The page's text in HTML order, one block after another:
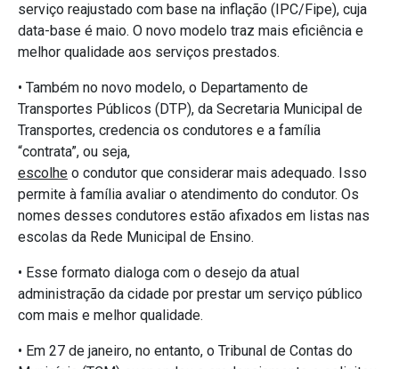
serviço reajustado com base na inflação (IPC/Fipe), cuja
data-base é maio. O novo modelo traz mais eficiência e
melhor qualidade aos serviços prestados.
• Também no novo modelo, o Departamento de
Transportes Públicos (DTP), da Secretaria Municipal de
Transportes, credencia os condutores e a família
“contrata”, ou seja,
escolhe o condutor que considerar mais adequado. Isso
permite à família avaliar o atendimento do condutor. Os
nomes desses condutores estão afixados em listas nas
escolas da Rede Municipal de Ensino.
• Esse formato dialoga com o desejo da atual
administração da cidade por prestar um serviço público
com mais e melhor qualidade.
• Em 27 de janeiro, no entanto, o Tribunal de Contas do